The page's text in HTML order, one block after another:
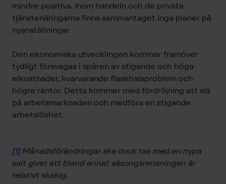
mindre positiva. Inom handeln och de privata
tjänstenäringarna finns sammantaget inga planer på
nyanställningar.
Den ekonomiska utvecklingen kommer framöver
tydligt försvagas i spåren av stigande och höga
elkostnader, kvarvarande flaskhalsproblem och
högre räntor. Detta kommer med fördröjning att slå
på arbetsmarknaden och medföra en stigande
arbetslöshet.
[1]Månadsförändringar ska dock tas med en nypa
salt givet att bland annat säsongsrensningen är
relativt skakig.